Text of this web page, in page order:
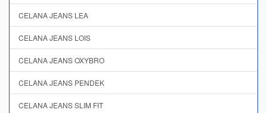
CELANA JEANS LEA
CELANA JEANS LOIS
CELANA JEANS OXYBRO
CELANA JEANS PENDEK
CELANA JEANS SLIM FIT